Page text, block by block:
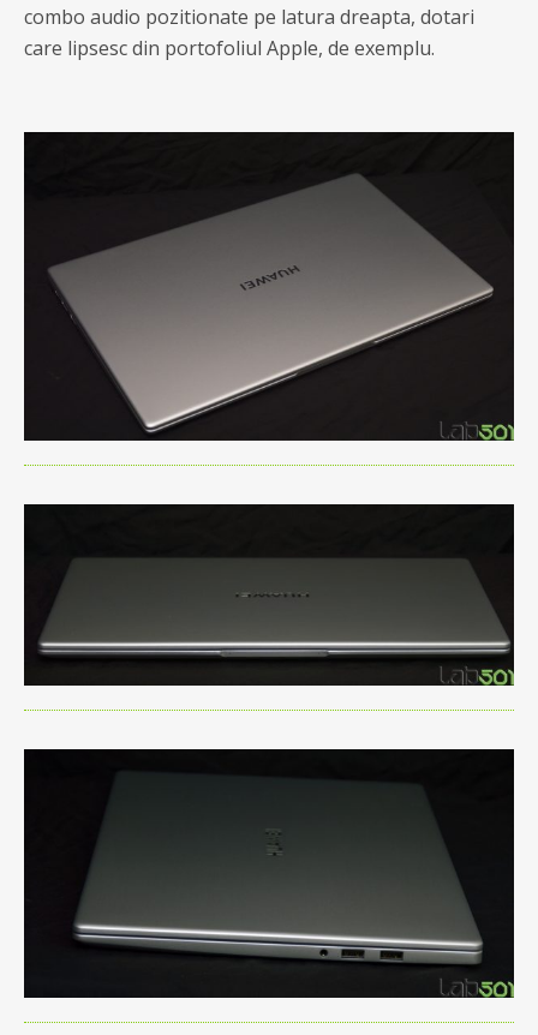
combo audio pozitionate pe latura dreapta, dotari
care lipsesc din portofoliul Apple, de exemplu.